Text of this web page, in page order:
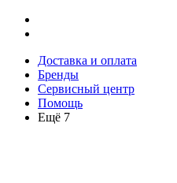
Доставка и оплата
Бренды
Сервисный центр
Помощь
Ещё 7